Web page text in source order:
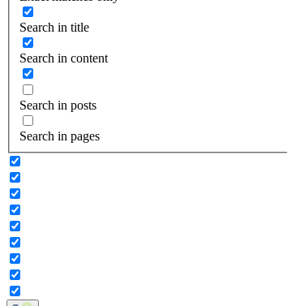
Search in title
Search in content
Search in posts
Search in pages